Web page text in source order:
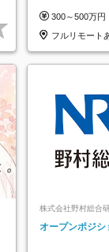
300～500万円
フルリモート
株式会社野村総合
オープンポジシ